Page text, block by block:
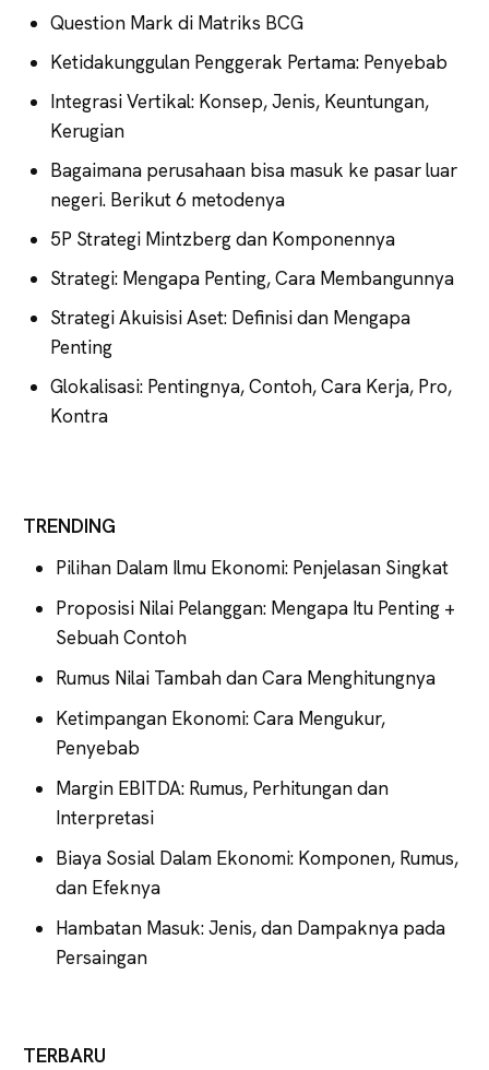
Question Mark di Matriks BCG
Ketidakunggulan Penggerak Pertama: Penyebab
Integrasi Vertikal: Konsep, Jenis, Keuntungan,
Kerugian
Bagaimana perusahaan bisa masuk ke pasar luar
negeri. Berikut 6 metodenya
5P Strategi Mintzberg dan Komponennya
Strategi: Mengapa Penting, Cara Membangunnya
Strategi Akuisisi Aset: Definisi dan Mengapa
Penting
Glokalisasi: Pentingnya, Contoh, Cara Kerja, Pro,
Kontra
TRENDING
Pilihan Dalam Ilmu Ekonomi: Penjelasan Singkat
Proposisi Nilai Pelanggan: Mengapa Itu Penting +
Sebuah Contoh
Rumus Nilai Tambah dan Cara Menghitungnya
Ketimpangan Ekonomi: Cara Mengukur,
Penyebab
Margin EBITDA: Rumus, Perhitungan dan
Interpretasi
Biaya Sosial Dalam Ekonomi: Komponen, Rumus,
dan Efeknya
Hambatan Masuk: Jenis, dan Dampaknya pada
Persaingan
TERBARU